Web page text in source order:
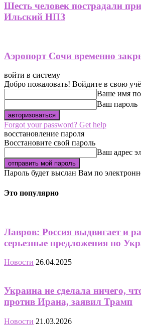
Шесть человек пострадали
Ильский НПЗ
Аэропорт Сочи временно
войти в систему
Добро пожаловать! Войдите в свою
Ваше имя
Ваш пароль
Forgot your password? Get help
восстановление пароля
Восстановите свой пароль
Ваш адрес
Пароль будет выслан Вам по
Это популярно
Лавров: Россия выдвигает и
серьезные предложения по
Новости 26.04.2025
Украина не сделала ничего,
против Ирана, заявил Трамп
Новости 21.03.2026